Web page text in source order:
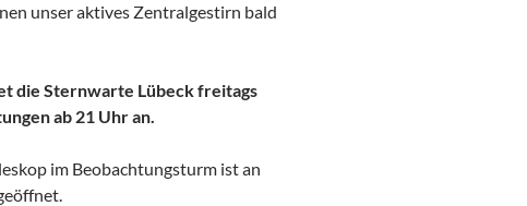
unser aktives Zentralgestirn bald
die Sternwarte Lübeck freitags
ab 21 Uhr an.
im Beobachtungsturm ist an